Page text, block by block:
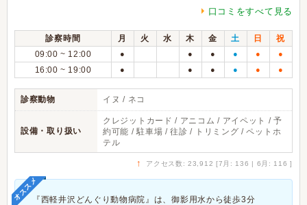
口コミをすべて見る
診察時間 月 火 水 木 金 土 日
祝
09:00 ~ 12:00
● ● ● ● ● ●
16:00 ~ 19:00 ● ● ● ● ● ●
診察動物 イヌ / ネコ
設備・取り扱い
クレジットカード / アニコム / アイペット / 予
約可能 / 駐車場 / 往診 / トリミング / ペットホ
テル
↑ アクセス数: 23,912 [7月: 136 | 6月: 116 ]
オススメ『西軽井沢どんぐり動物病院』は、御影用水から徒歩3分